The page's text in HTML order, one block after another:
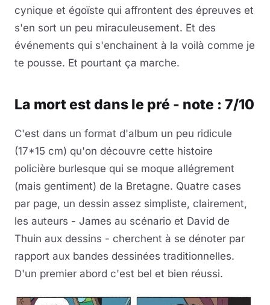
cynique et égoïste qui affrontent des épreuves et
s'en sort un peu miraculeusement. Et des
événements qui s'enchainent à la voilà comme je
te pousse. Et pourtant ça marche.
La mort est dans le pré - note : 7/10
C'est dans un format d'album un peu ridicule
(17*15 cm) qu'on découvre cette histoire
policière burlesque qui se moque allégrement
(mais gentiment) de la Bretagne. Quatre cases
par page, un dessin assez simpliste, clairement,
les auteurs - James au scénario et David de
Thuin aux dessins - cherchent à se dénoter par
rapport aux bandes dessinées traditionnelles.
D'un premier abord c'est bel et bien réussi.